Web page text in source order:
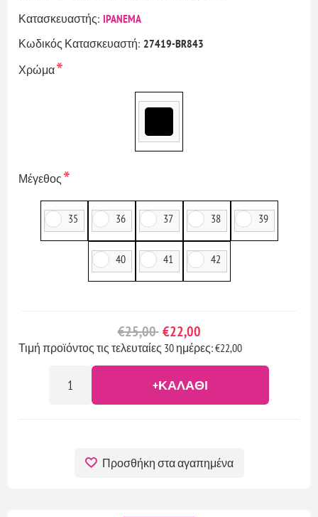
Κατασκευαστής: IPANEMA
Κωδικός Κατασκευαστή: 27419-BR843
Χρώμα*
Μέγεθος*
35 36 37 38 39
40 41 42
€25,00 €22,00
Τιμή προϊόντος τις τελευταίες 30 ημέρες: €22,00
+ΚΑΛΆΘΙ
Προσθήκη στα αγαπημένα